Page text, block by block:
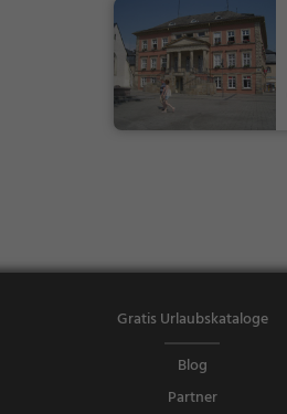
Gratis Urlaubskataloge
Blog
Partner